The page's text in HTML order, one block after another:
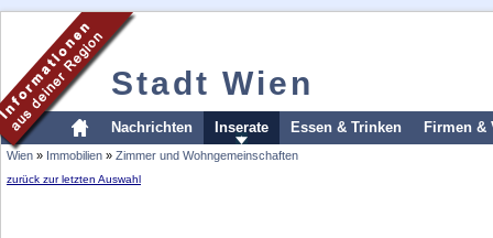
Stadt Wien
Nachrichten Inserate Essen & Trinken Firmen &
Wien » Immobilien » Zimmer und Wohngemeinschaften
zurück zur letzten Auswahl